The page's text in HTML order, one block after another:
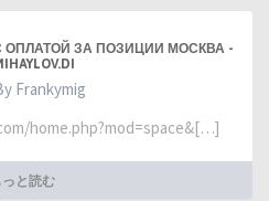
ЗА ПОЗИЦИИ МОСКВА -
Frankymig
home.php?mod=space&[…]
っと読む